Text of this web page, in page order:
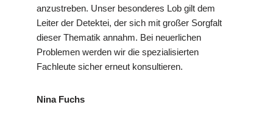
anzustreben. Unser besonderes Lob gilt dem
Leiter der Detektei, der sich mit großer Sorgfalt
dieser Thematik annahm. Bei neuerlichen
Problemen werden wir die spezialisierten
Fachleute sicher erneut konsultieren.
Nina Fuchs